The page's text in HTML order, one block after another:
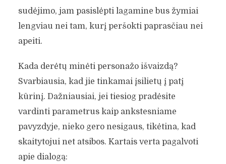
sudėjimo, jam pasislėpti lagamine bus žymiai
lengviau nei tam, kurį peršokti paprasčiau nei
apeiti.
Kada derėtų minėti personažo išvaizdą?
Svarbiausia, kad jie tinkamai įsilietų į patį
kūrinį. Dažniausiai, jei tiesiog pradėsite
vardinti parametrus kaip ankstesniame
pavyzdyje, nieko gero nesigaus, tikėtina, kad
skaitytojui net atsibos. Kartais verta pagalvoti
apie dialogą: